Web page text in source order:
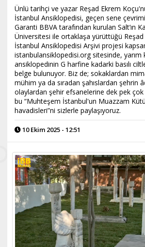
Ünlü tarihçi ve yazar Reşad Ekrem
İstanbul Ansiklopedisi, geçen sene
Garanti BBVA tarafından kurulan Salt’ın
Üniversitesi ile ortaklaşa yürüttüğü
İstanbul Ansiklopedisi Arşivi projesi
istanbulansiklopedisi.org sitesinde, yarım
ansiklopedinin G harfine kadarki basılı
belge bulunuyor. Biz de; sokaklardan
mühim ya da sıradan şahıslardan şehrin
olaylardan şehir efsanelerine dek pek
bu “Muhteşem İstanbul'un Muazzam
havadisleri”ni sizlerle paylaşıyoruz.
10 Ekim 2025 - 12:51